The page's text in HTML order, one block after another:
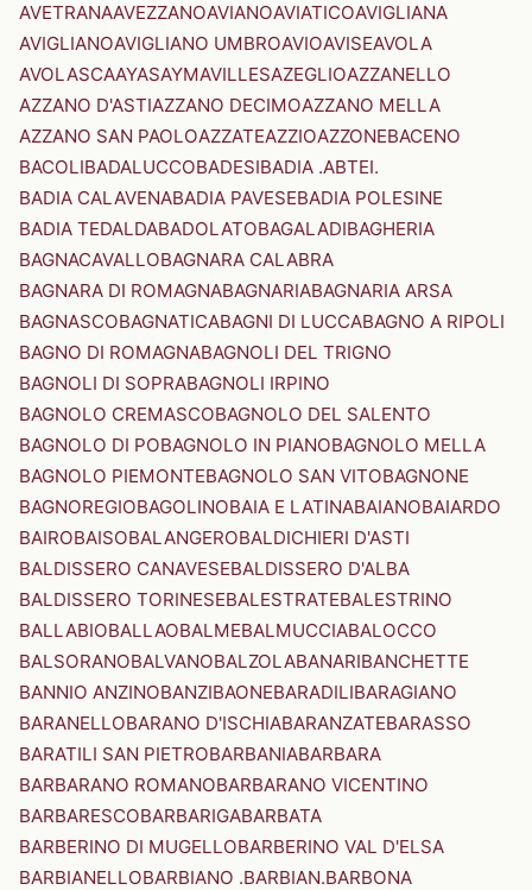
AVETRANAAVEZZANOAVIANOAVIATICOAVIGLIANA
AVIGLIANOAVIGLIANO UMBROAVIOAVISEAVOLA
AVOLASCAAYASAYMAVILLESAZEGLIOAZZANELLO
AZZANO D'ASTIAZZANO DECIMOAZZANO MELLA
AZZANO SAN PAOLOAZZATEAZZIOAZZONEBACENO
BACOLIBADALUCCOBADESIBADIA .ABTEI.
BADIA CALAVENABADIA PAVESEBADIA POLESINE
BADIA TEDALDABADOLATOBAGALADIBAGHERIA
BAGNACAVALLOBAGNARA CALABRA
BAGNARA DI ROMAGNABAGNARIABAGNARIA ARSA
BAGNASCOBAGNATICABAGNI DI LUCCABAGNO A RIPOLI
BAGNO DI ROMAGNABAGNOLI DEL TRIGNO
BAGNOLI DI SOPRABAGNOLI IRPINO
BAGNOLO CREMASCOBAGNOLO DEL SALENTO
BAGNOLO DI POBAGNOLO IN PIANOBAGNOLO MELLA
BAGNOLO PIEMONTEBAGNOLO SAN VITOBAGNONE
BAGNOREGIOBAGOLINOBAIA E LATINABAIANOBAIARDO
BAIROBAISOBALANGEROBALDICHIERI D'ASTI
BALDISSERO CANAVESEBALDISSERO D'ALBA
BALDISSERO TORINESEBALESTRATEBALESTRINO
BALLABIOBALLAOBALMEBALMUCCIABALOCCO
BALSORANOBALVANOBALZOLABANARIBANCHETTE
BANNIO ANZINOBANZIBAONEBARADILIBARAGIANO
BARANELLOBARANO D'ISCHIABARANZATEBARASSO
BARATILI SAN PIETROBARBANIABARBARA
BARBARANO ROMANOBARBARANO VICENTINO
BARBARESCOBARBARIGABARBATA
BARBERINO DI MUGELLOBARBERINO VAL D'ELSA
BARBIANELLOBARBIANO .BARBIAN.BARBONA